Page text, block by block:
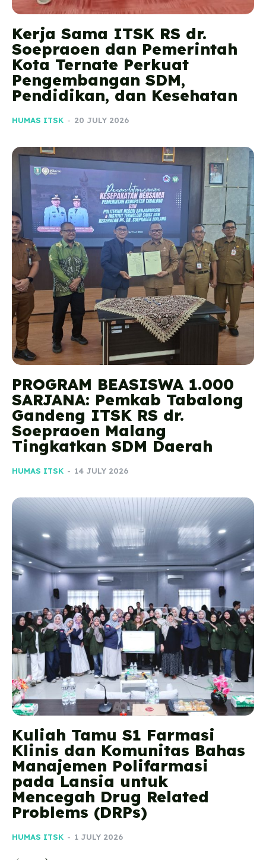
Kerja Sama ITSK RS dr.
Soepraoen dan Pemerintah
Kota Ternate Perkuat
Pengembangan SDM,
Pendidikan, dan Kesehatan
HUMAS ITSK - 20 JULY 2026
PROGRAM BEASISWA 1.000
SARJANA: Pemkab Tabalong
Gandeng ITSK RS dr.
Soepraoen Malang
Tingkatkan SDM Daerah
HUMAS ITSK - 14 JULY 2026
Kuliah Tamu S1 Farmasi
Klinis dan Komunitas Bahas
Manajemen Polifarmasi
pada Lansia untuk
Mencegah Drug Related
Problems (DRPs)
HUMAS ITSK - 1 JULY 2026